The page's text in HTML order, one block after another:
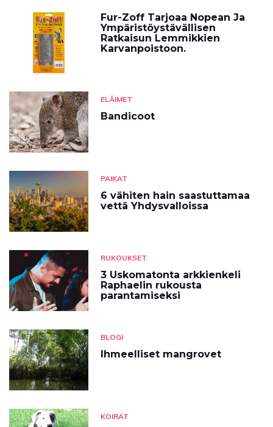
Fur-Zoff Tarjoaa Nopean Ja
Ympäristöystävällisen
Ratkaisun Lemmikkien
Karvanpoistoon.
ELÄIMET
Bandicoot
PAIKAT
6 vähiten hain saastuttamaa
vettä Yhdysvalloissa
RUKOUKSET
3 Uskomatonta arkkienkeli
Raphaelin rukousta
parantamiseksi
BLOGI
Ihmeelliset mangrovet
KOIRAT